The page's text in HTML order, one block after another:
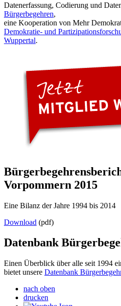
Datenerfassung, Codierung und
Bürgerbegehren,
eine Kooperation von Mehr
Demokratie- und
Wuppertal.
Vorpommern 2015
Eine Bilanz der Jahre 1994 bis 2014
Download (pdf)
Datenbank
Einen Überblick über alle seit 1994
bietet unsere Datenbank
nach oben
drucken